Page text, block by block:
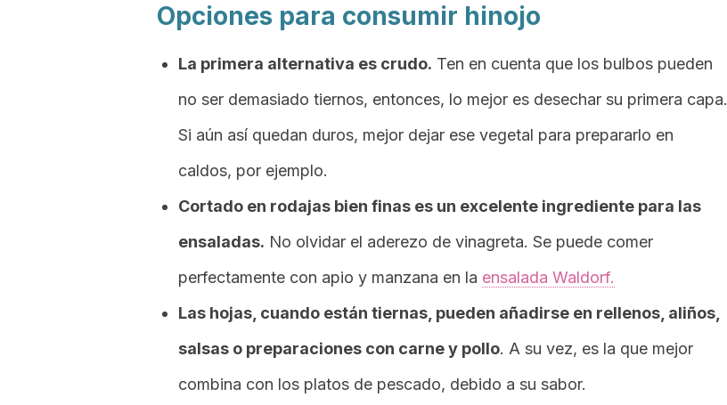
Opciones para consumir hinojo
La primera alternativa es crudo. Ten en cuenta que los bulbos pueden
no ser demasiado tiernos, entonces, lo mejor es desechar su primera capa.
Si aún así quedan duros, mejor dejar ese vegetal para prepararlo en
caldos, por ejemplo.
Cortado en rodajas bien finas es un excelente ingrediente para las
ensaladas. No olvidar el aderezo de vinagreta. Se puede comer
perfectamente con apio y manzana en la ensalada Waldorf.
Las hojas, cuando están tiernas, pueden añadirse en rellenos, aliños,
salsas o preparaciones con carne y pollo. A su vez, es la que mejor
combina con los platos de pescado, debido a su sabor.